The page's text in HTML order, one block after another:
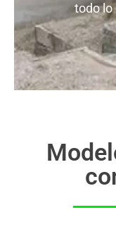
todo lo